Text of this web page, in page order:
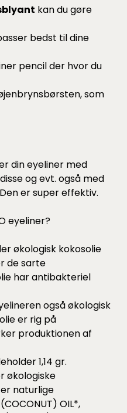
kan du gøre
bedst til dine
pencil der hvor du
som
din eyeliner med
disseog evt. også med
er super effektiv.
eyeliner?
økologisk kokosolie
de sarte
har antibakteriel
også økologisk
er rig på
produktionen af
1,14 gr.
økologiske
naturlige
OIL*,